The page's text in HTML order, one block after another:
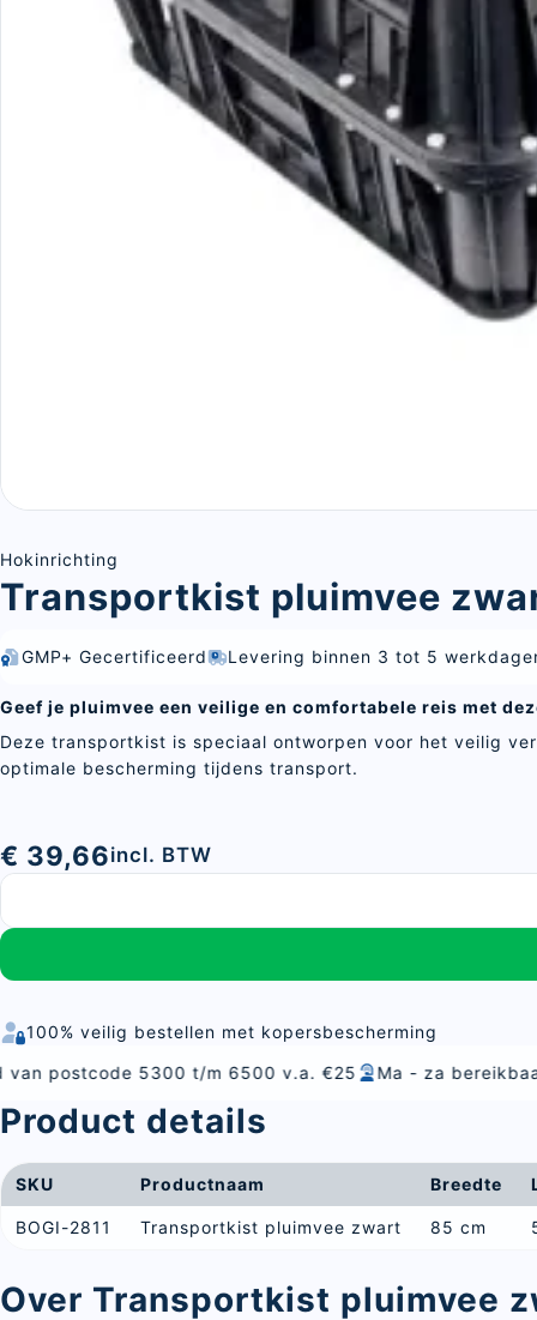
Hokinrichting
Transportkist pluimvee
GMP+ Gecertificeerd Levering binnen 3 tot 5
Geef je pluimvee een veilige en comfortabele reis met
Deze transportkist is speciaal ontworpen voor het veilig
optimale bescherming tijdens transport.
€ 39,66incl. BTW
100% veilig bestellen met kopersbescherming
t/m 6500 v.a. €25
Ma - za bereikbaar Alles voor
Product details
SKU Productnaam Breedte
BOGI-2811 Transportkist pluimvee zwart 85 cm
Over Transportkist pluimvee